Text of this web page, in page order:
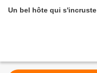
Un bel hôte qui s'incruste